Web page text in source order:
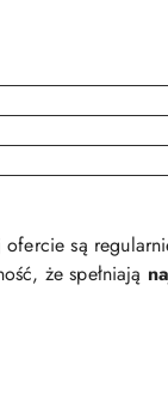
są
że spełniają